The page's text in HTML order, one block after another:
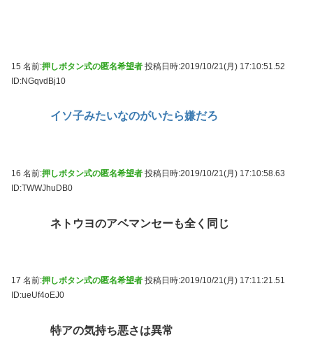
15 名前:押しボタン式の匿名希望者 投稿日時:2019/10/21(月) 17:10:51.52
ID:NGqvdBj10
イソ子みたいなのがいたら嫌だろ
16 名前:押しボタン式の匿名希望者 投稿日時:2019/10/21(月) 17:10:58.63
ID:TWWJhuDB0
ネトウヨのアベマンセーも全く同じ
17 名前:押しボタン式の匿名希望者 投稿日時:2019/10/21(月) 17:11:21.51
ID:ueUf4oEJ0
特アの気持ち悪さは異常